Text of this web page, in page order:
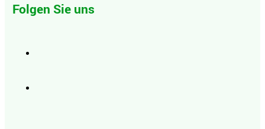
Folgen Sie uns